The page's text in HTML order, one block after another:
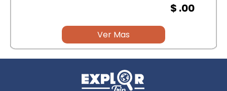
$ .00
Ver Mas